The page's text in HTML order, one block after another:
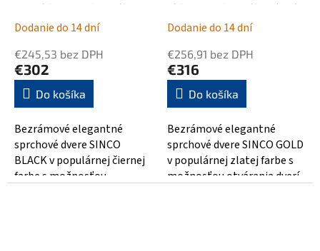
cm, 195 cm, Univerzálna
Ľavé / Pravé, Číre
mm, Čierna
Dodanie do 14 dní
€245,53 bez DPH
€302
Do košíka
Bezrámové elegantné
sprchové dvere SINCO
BLACK v populárnej čiernej
farbe s možnosťou
195 cm, Univerzálna Ľavé
/ Pravé, Číre
mm, Zlatá
Dodanie do 14 dní
€256,91 bez DPH
€316
Do košíka
Bezrámové elegantné
sprchové dvere SINCO GOLD
v populárnej zlatej farbe s
možnosťou otvárania dverí